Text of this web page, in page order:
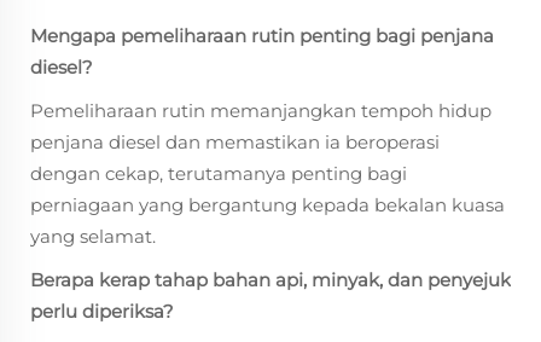
Mengapa pemeliharaan rutin penting bagi penjana
diesel?
Pemeliharaan rutin memanjangkan tempoh hidup
penjana diesel dan memastikan ia beroperasi
dengan cekap, terutamanya penting bagi
perniagaan yang bergantung kepada bekalan kuasa
yang selamat.
Berapa kerap tahap bahan api, minyak, dan penyejuk
perlu diperiksa?